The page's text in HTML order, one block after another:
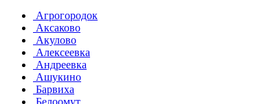
Агрогородок
Аксаково
Акулово
Алексеевка
Андреевка
Ашукино
Барвиха
Белоомут